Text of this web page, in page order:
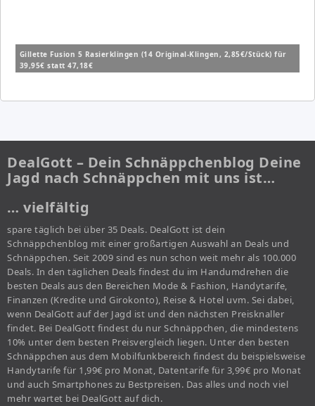
Gillette Fusion 5 Rasierklingen (14 Original-Klingen, 2,85€/Stück) für
39,95€ statt 47,18€
DealGott – Dein Schnäppchenblog Deine
Jagd nach Schnäppchen mit uns ist…
… vielfältig
spare täglich bei über 35 Deals. DealGott ist dein
Schnäppchenblog mit einer großartigen Auswahl an Deals und
Schnäppchen. Seit 2009 sind es nun schon weit mehr als 100.000
Deals. In den täglichen Deals findest du im Handumdrehen die
besten Deals aus den Bereichen Mode & Fashion, Handytarife,
Finanzen (Kredite und Girokonto), Reise & Hotel uvm. Sei dabei,
wenn DealGott auf der Jagd ist und den nächsten Preisknaller
findet. Bei DealGott findest du nur Schnäppchen, die mindestens
10% unter dem besten Preisvergleich liegen. Unter den besten
Schnäppchen aus dem Mobilfunkbereich findest du beispielsweise
Handytarife für 1,99€ pro Monat, Datentarife für 3,99€ pro Monat
und auch Smartphones zu Bestpreisen. Das alles und noch viel
mehr wartet bei DealGott auf dich.